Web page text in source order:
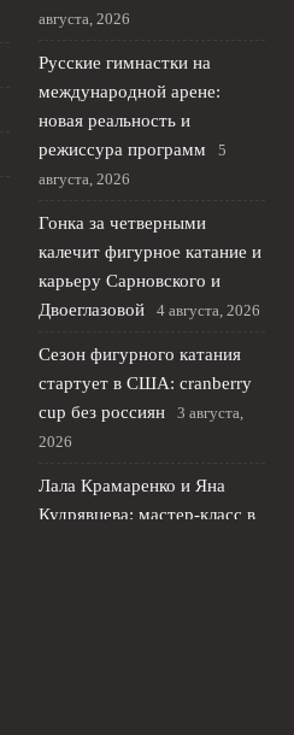
августа, 2026
Русские гимнастки на
международной арене:
новая реальность и
режиссура программ
5
августа, 2026
Гонка за четверными
калечит фигурное катание и
карьеру Сарновского и
Двоеглазовой
4 августа, 2026
Сезон фигурного катания
стартует в США: cranberry
cup без россиян
3 августа,
2026
Лала Крамаренко и Яна
Кудрявцева: мастер‑класс в